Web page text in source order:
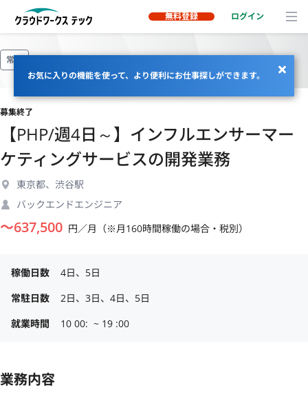
無料登録 ログイン
お気に入りの機能を使って、より便利にお仕事探しができます。
常駐
募集終了
【PHP/週4日～】インフルエンサーマー
ケティングサービスの開発業務
東京都、渋谷駅
バックエンドエンジニア
〜637,500 円／月（※月160時間稼働の場合・税別）
稼働日数
4日、5日
常駐日数
2日、3日、4日、5日
就業時間
10 00:  ~ 19 :00
業務内容